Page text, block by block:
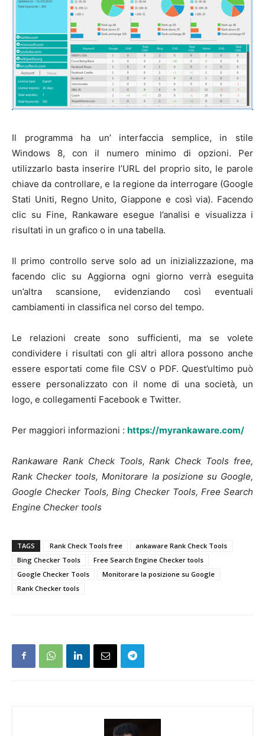
Il programma ha un’ interfaccia semplice, in stile
Windows 8, con il numero minimo di opzioni. Per
utilizzarlo basta inserire l’URL del proprio sito, le parole
chiave da controllare, e la regione da interrogare (Google
Stati Uniti, Regno Unito, Giappone e così via). Facendo
clic su Fine, Rankaware esegue l’analisi e visualizza i
risultati in un grafico o in una tabella.
Il primo controllo serve solo ad un inizializzazione, ma
facendo clic su Aggiorna ogni giorno verrà eseguita
un’altra scansione, evidenziando così eventuali
cambiamenti in classifica nel corso del tempo.
Le relazioni create sono sufficienti, ma se volete
condividere i risultati con gli altri allora possono anche
essere esportati come file CSV o PDF. Quest’ultimo può
essere personalizzato con il nome di una società, un
logo, e collegamenti Facebook e Twitter.
Per maggiori informazioni : https://myrankaware.com/
Rankaware Rank Check Tools, Rank Check Tools free,
Rank Checker tools, Monitorare la posizione su Google,
Google Checker Tools, Bing Checker Tools, Free Search
Engine Checker tools
TAGS Rank Check Tools free
ankaware Rank Check Tools
Bing Checker Tools
Free Search Engine Checker tools
Google Checker Tools
Monitorare la posizione su Google
Rank Checker tools